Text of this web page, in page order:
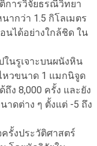
การวิจัยธรณีวิทยา
ากว่า 1.5 กิโลเมตร
นได้อย่างใกล้ชิด ใน
นรูเจาะบนผนังหิน
หวขนาด 1 แมกนิจูด
ง 8,000 ครั้ง และยัง
ดต่าง ๆ ตั้งแต่ -5 ถึง
รั้งประวัติศาสตร์